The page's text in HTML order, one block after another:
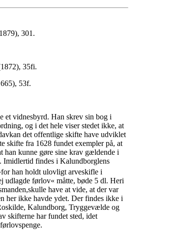
301.
35fi.
53f.
et vidnesbyrd. Han skrev sin bog i
og i det hele viser stedet ikke, at
det offentlige skifte have udviklet
skifte fra 1628 fundet exempler på, at
han kunne gøre sine krav gældende i
Imidlertid findes i Kalundborglens
han holdt ulovligt arveskifle i
udlagde førlov« måtte, bøde 5 dl. Heri
have at vide, at der var
her ikke havde ydet. Der findes ikke i
Kalundborg, Tryggevælde og
skifterne har fundet sted, idet